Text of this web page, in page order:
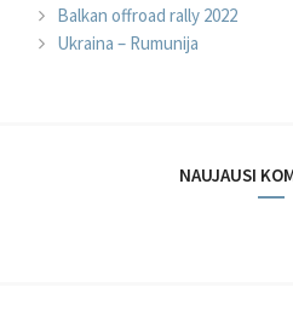
Balkan offroad rally 2022
Ukraina – Rumunija
NAUJAUSI